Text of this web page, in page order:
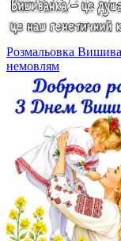
Розмальовка
немовлям